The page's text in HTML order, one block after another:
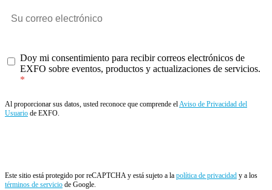
Doy mi consentimiento para recibir correos electrónicos de
EXFO sobre eventos, productos y actualizaciones de servicios.
Al proporcionar sus datos, usted reconoce que comprende elAviso de Privacidad del
Usuario de EXFO.
Este sitio está protegido por reCAPTCHA y está sujeto a la política de privacidad y a los
términos de servicio de Google.